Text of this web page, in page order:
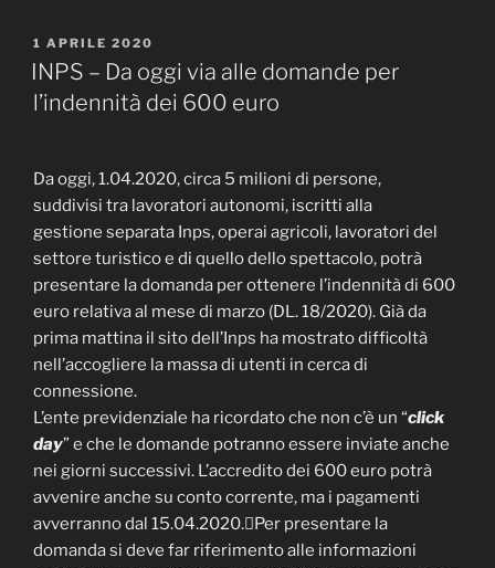
PUBBLICATO
IL
1 APRILE 2020
INPS – Da oggi via alle domande per
l’indennità dei 600 euro
Da oggi, 1.04.2020, circa 5 milioni di persone,
suddivisi tra lavoratori autonomi, iscritti alla
gestione separata Inps, operai agricoli, lavoratori del
settore turistico e di quello dello spettacolo, potrà
presentare la domanda per ottenere l’indennità di 600
euro relativa al mese di marzo (DL. 18/2020). Già da
prima mattina il sito dell’Inps ha mostrato difficoltà
nell’accogliere la massa di utenti in cerca di
connessione.
L’ente previdenziale ha ricordato che non c’è un “click
day” e che le domande potranno essere inviate anche
nei giorni successivi. L’accredito dei 600 euro potrà
avvenire anche su conto corrente, ma i pagamenti
avverranno dal 15.04.2020.Per presentare la
domanda si deve far riferimento alle informazioni